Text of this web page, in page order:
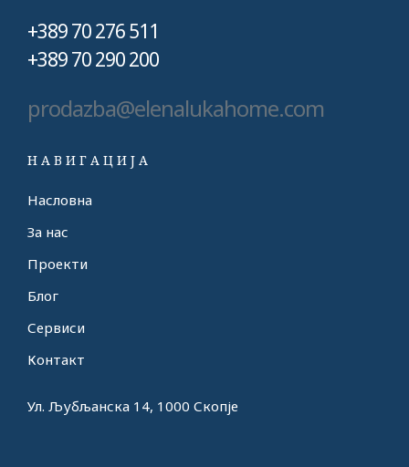
+389 70 276 511
+389 70 290 200
prodazba@elenalukahome.com
НАВИГАЦИЈА
Насловна
За нас
Проекти
Блог
Сервиси
Контакт
Ул. Љубљанска 14, 1000 Скопје